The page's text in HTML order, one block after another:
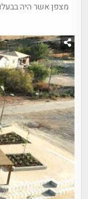
מצפן אשר היה